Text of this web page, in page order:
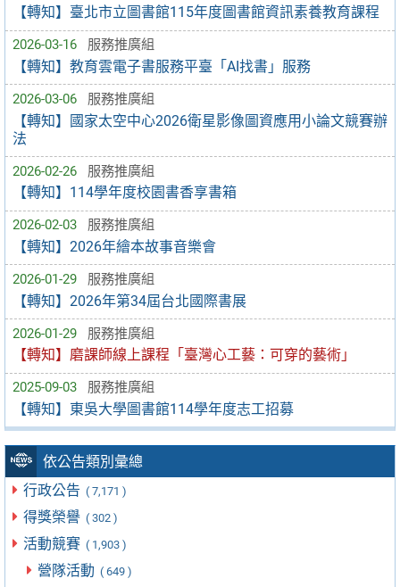
【轉知】臺北市立圖書館115年度圖書館資訊素養教育課程
2026-03-16 服務推廣組
【轉知】教育雲電子書服務平臺「AI找書」服務
2026-03-06 服務推廣組
【轉知】國家太空中心2026衛星影像圖資應用小論文競賽辦
法
2026-02-26 服務推廣組
【轉知】114學年度校園書香享書箱
2026-02-03 服務推廣組
【轉知】2026年繪本故事音樂會
2026-01-29 服務推廣組
【轉知】2026年第34屆台北國際書展
2026-01-29 服務推廣組
【轉知】磨課師線上課程「臺灣心工藝：可穿的藝術」
2025-09-03 服務推廣組
【轉知】東吳大學圖書館114學年度志工招募
依公告類別彙總
行政公告 ( 7,171 )
得獎榮譽 ( 302 )
活動競賽 ( 1,903 )
營隊活動 ( 649 )